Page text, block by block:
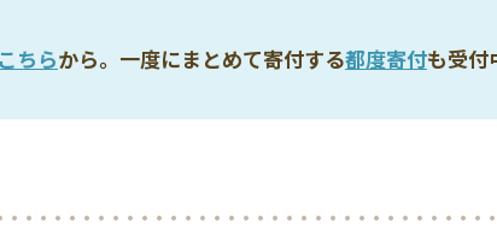
こちらから。一度にまとめて寄付する都度寄付も受付